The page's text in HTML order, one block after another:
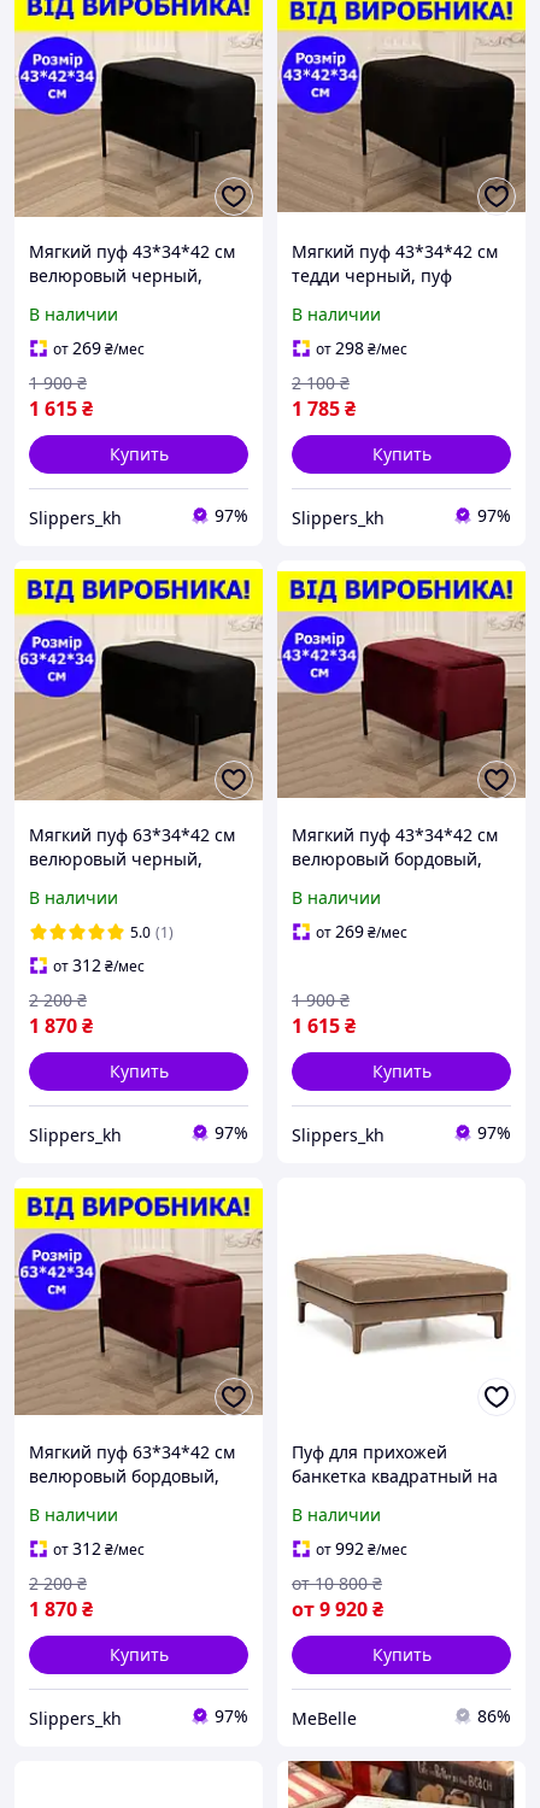
Мягкий пуф 43*34*42 см
велюровый черный,
металлических ножках в
прихожую
В наличии
от269₴/мес
1 615₴
1 900 ₴
Купить
Slippers_kh 97%
Мягкий пуф 43*34*42 см
тедди черный, пуф
металлических ножках в
прихожую, коридор, в
салон
В наличии
от298₴/мес
1 785₴
2 100 ₴
Купить
Slippers_kh 97%
Мягкий пуф 63*34*42 см
велюровый черный,
металлических ножках в
прихожую
В наличии
5.0 (1)
от312₴/мес
1 870₴
2 200 ₴
Купить
Slippers_kh 97%
Мягкий пуф 43*34*42 см
велюровый бордовый,
металлических ножках в
прихожую, коридор, в
В наличии
от269₴/мес
1 615₴
1 900 ₴
Купить
Slippers_kh 97%
Мягкий пуф 63*34*42 см
велюровый бордовый,
металлических ножках в
прихожую, коридор, в
салон
В наличии
от312₴/мес
1 870₴
2 200 ₴
Купить
Slippers_kh 97%
Пуф для прихожей
банкетка квадратный на
62 х 40 в прихожую,
спальню, коньячный
кожзам
В наличии
от992₴/мес
от9 920₴
от 10 800 ₴
Купить
MeBelle 86%